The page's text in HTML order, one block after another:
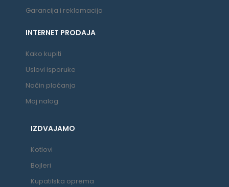
Garancija i reklamacija
INTERNET PRODAJA
Kako kupiti
Uslovi isporuke
Način plaćanja
Moj nalog
IZDVAJAMO
Kotlovi
Bojleri
Kupatilska oprema